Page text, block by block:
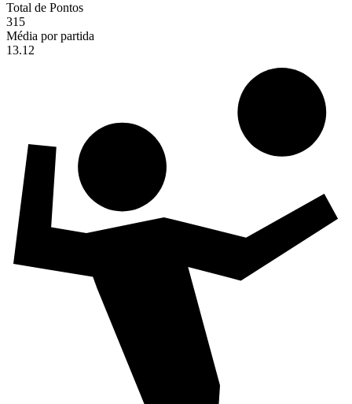
Total de Pontos
315
Média por partida
13.12